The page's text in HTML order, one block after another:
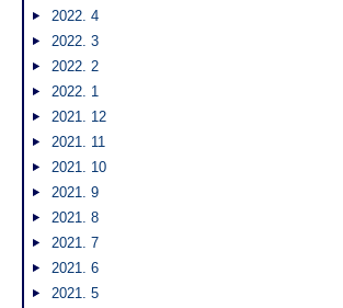
2022. 4
2022. 3
2022. 2
2022. 1
2021. 12
2021. 11
2021. 10
2021. 9
2021. 8
2021. 7
2021. 6
2021. 5